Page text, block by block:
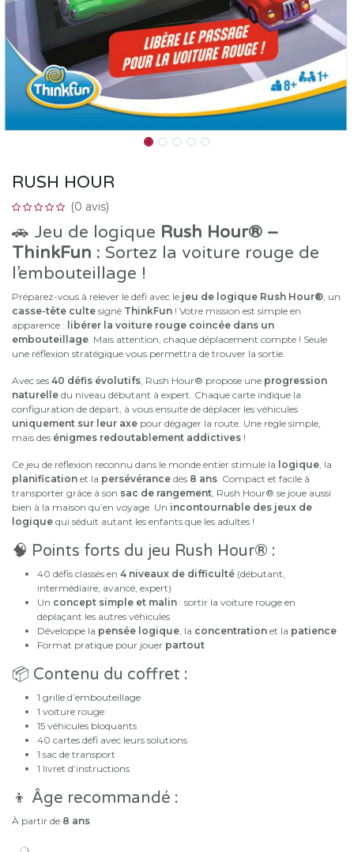
RUSH HOUR
(0 avis)
🚗 Jeu de logique Rush Hour® –
ThinkFun : Sortez la voiture rouge de
l’embouteillage !
Préparez-vous à relever le défi avec le jeu de logique Rush Hour®, un
casse-tête culte signé ThinkFun ! Votre mission est simple en
apparence : libérer la voiture rouge coincée dans un
embouteillage. Mais attention, chaque déplacement compte ! Seule
une réflexion stratégique vous permettra de trouver la sortie.
Avec ses 40 défis évolutifs, Rush Hour® propose une progression
naturelle du niveau débutant à expert. Chaque carte indique la
configuration de départ, à vous ensuite de déplacer les véhicules
uniquement sur leur axe pour dégager la route. Une règle simple,
mais des énigmes redoutablement addictives !
Ce jeu de réflexion reconnu dans le monde entier stimule la logique, la
planification et la persévérance dès 8 ans. Compact et facile à
transporter grâce à son sac de rangement, Rush Hour® se joue aussi
bien à la maison qu’en voyage. Un incontournable des jeux de
logique qui séduit autant les enfants que les adultes !
🧠 Points forts du jeu Rush Hour® :
40 défis classés en 4 niveaux de difficulté (débutant,
intermédiaire, avancé, expert)
Un concept simple et malin : sortir la voiture rouge en
déplaçant les autres véhicules
Développe la pensée logique, la concentration et la patience
Format pratique pour jouer partout
📦 Contenu du coffret :
1 grille d’embouteillage
1 voiture rouge
15 véhicules bloquants
40 cartes défi avec leurs solutions
1 sac de transport
1 livret d’instructions
👦 Âge recommandé :
À partir de 8 ans